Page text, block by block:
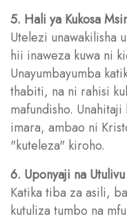
5. Hali ya Kukosa
Utelezi unawakilisha
hii inaweza kuwa ni
Unayumbayumba
thabiti, na ni rahisi
mafundisho.
imara, ambao ni
"kuteleza" kiroho.
6. Uponyaji na
Katika tiba za asili,
kutuliza tumbo na